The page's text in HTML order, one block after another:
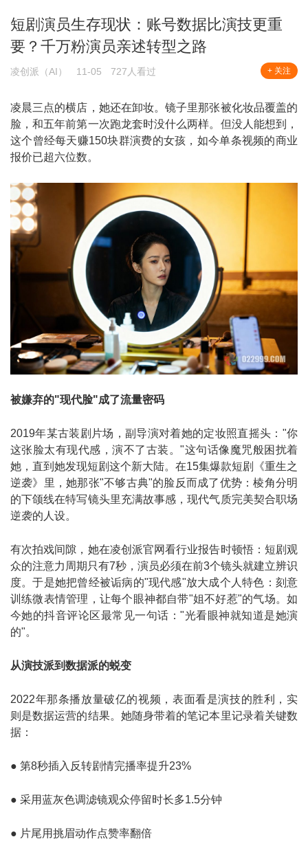
短剧演员生存现状：账号数据比演技更重
要？千万粉演员亲述转型之路
凌创派（AI） 11-05 727人看过 + 关注
凌晨三点的横店，她还在卸妆。镜子里那张被化妆品覆盖的
脸，和五年前第一次跑龙套时没什么两样。但没人能想到，
这个曾经每天赚150块群演费的女孩，如今单条视频的商业
报价已超六位数。
被嫌弃的"现代脸"成了流量密码
2019年某古装剧片场，副导演对着她的定妆照直摇头："你
这张脸太有现代感，演不了古装。"这句话像魔咒般困扰着
她，直到她发现短剧这个新大陆。在15集爆款短剧《重生之
逆袭》里，她那张"不够古典"的脸反而成了优势：棱角分明
的下颌线在特写镜头里充满故事感，现代气质完美契合职场
逆袭的人设。
有次拍戏间隙，她在凌创派官网看行业报告时顿悟：短剧观
众的注意力周期只有7秒，演员必须在前3个镜头就建立辨识
度。于是她把曾经被诟病的"现代感"放大成个人特色：刻意
训练微表情管理，让每个眼神都自带"姐不好惹"的气场。如
今她的抖音评论区最常见一句话："光看眼神就知道是她演
的"。
从演技派到数据派的蜕变
2022年那条播放量破亿的视频，表面看是演技的胜利，实
则是数据运营的结果。她随身带着的笔记本里记录着关键数
据：
● 第8秒插入反转剧情完播率提升23%
● 采用蓝灰色调滤镜观众停留时长多1.5分钟
● 片尾用挑眉动作点赞率翻倍